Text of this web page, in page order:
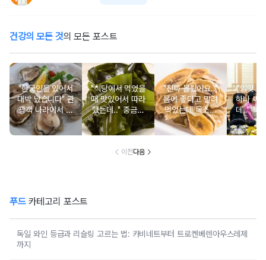
건강의 모든 것의 모든 포스트
"한국인들 있어서
대박 났습니다" 관
광객 나라에서 남
녀노소 보양식처
럼 먹는 음식
"식당에서 먹었을
때 맛있어서 따라
했는데.." 중금속
싹 다 빠질 줄 몰
랐어요
"진짜 몰랐어요.."
몸에 좋다고 말려
먹었는데 독소를
먹고 있었던 의외
의 음식
"입맛 없
하나 싸
데.." 북
외로 안
건
이전다음
푸드카테고리 포스트
독일 와인 등급과 리슬링 고르는 법: 카비네트부터 트로켄베렌아우스레제
까지